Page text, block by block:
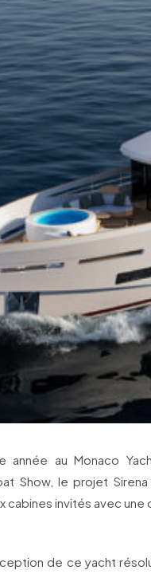
année au Monaco
Show, le projet
cabines invités avec
de ce yacht